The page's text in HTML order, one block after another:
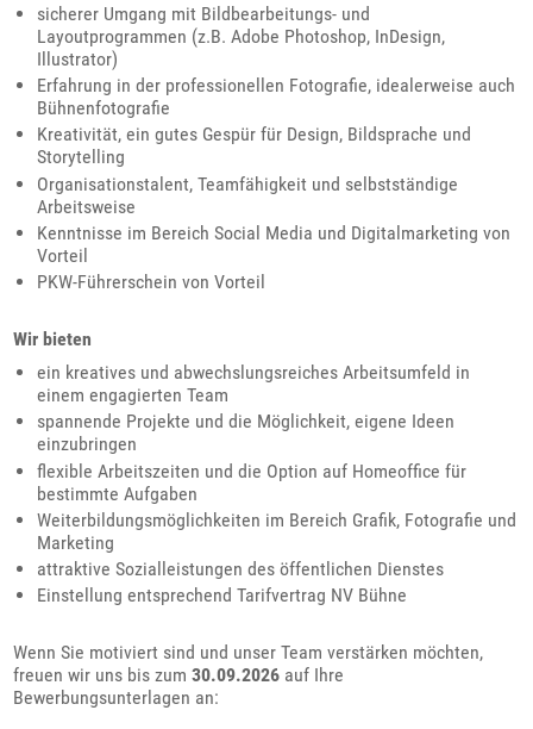
sicherer Umgang mit Bildbearbeitungs- und
Layoutprogrammen (z.B. Adobe Photoshop, InDesign,
Illustrator)
Erfahrung in der professionellen Fotografie, idealerweise auch
Bühnenfotografie
Kreativität, ein gutes Gespür für Design, Bildsprache und
Storytelling
Organisationstalent, Teamfähigkeit und selbstständige
Arbeitsweise
Kenntnisse im Bereich Social Media und Digitalmarketing von
Vorteil
PKW-Führerschein von Vorteil
Wir bieten
ein kreatives und abwechslungsreiches Arbeitsumfeld in
einem engagierten Team
spannende Projekte und die Möglichkeit, eigene Ideen
einzubringen
flexible Arbeitszeiten und die Option auf Homeoffice für
bestimmte Aufgaben
Weiterbildungsmöglichkeiten im Bereich Grafik, Fotografie und
Marketing
attraktive Sozialleistungen des öffentlichen Dienstes
Einstellung entsprechend Tarifvertrag NV Bühne
Wenn Sie motiviert sind und unser Team verstärken möchten,
freuen wir uns bis zum30.09.2026 auf Ihre
Bewerbungsunterlagen an: